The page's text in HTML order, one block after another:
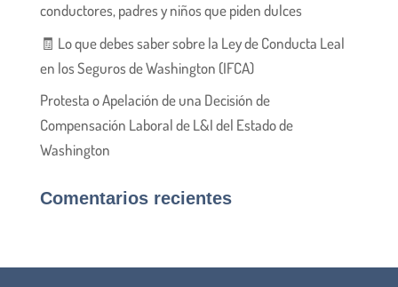
conductores, padres y niños que piden dulces
🧾 Lo que debes saber sobre la Ley de Conducta Leal
en los Seguros de Washington (IFCA)
Protesta o Apelación de una Decisión de
Compensación Laboral de L&I del Estado de
Washington
Comentarios recientes